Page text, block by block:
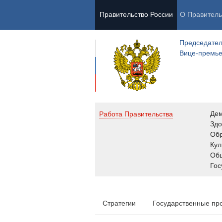
Правительство России О
Вице-
Работа Правительства
Стратегии Государственные